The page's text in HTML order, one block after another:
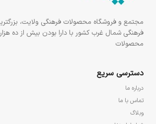
مجتمع و فروشگاه محصولات فرهنگی ولایت،
فرهنگی شمال غرب کشور با دارا بودن بیش از ده
محصولات
دسترسی سریع
درباره ما
تماس با ما
وبلاگ